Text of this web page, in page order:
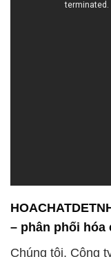
Chúng tôi, Công
hào là đối tác
hóa chất. Với
chúng tôi đảm
thông tin chi tiết